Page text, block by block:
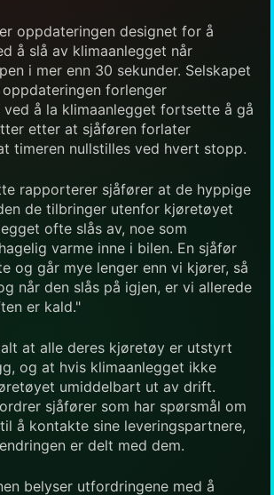
oppdateringen designet for å
å slå av klimaanlegget når
i mer enn 30 sekunder. Selskapet
forlenger
å la klimaanlegget fortsette å gå
etter at sjåføren forlater
timeren nullstilles ved hvert stopp.
rapporterer sjåfører at de hyppige
de tilbringer utenfor kjøretøyet
ofte slås av, noe som
varme inne i bilen. En sjåfør
og går mye lenger enn vi kjører, så
når den slås på igjen, er vi allerede
er kald."
at alle deres kjøretøy er utstyrt
og at hvis klimaanlegget ikke
umiddelbart ut av drift.
sjåfører som har spørsmål om
å kontakte sine leveringspartnere,
er delt med dem.
belyser utfordringene med å